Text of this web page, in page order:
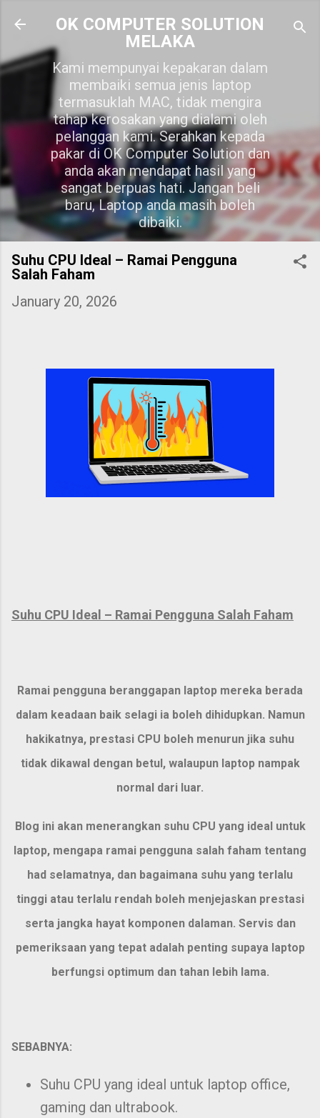
Skip to main content
OK COMPUTER SOLUTION
MELAKA
Kami mempunyai kepakaran dalam
membaiki semua jenis laptop
termasuklah MAC, tidak mengira
tahap kerosakan yang dialami oleh
pelanggan kami. Serahkan kepada
pakar di OK Computer Solution dan
anda akan mendapat hasil yang
sangat berpuas hati. Jangan beli
baru, Laptop anda masih boleh
dibaiki.
Suhu CPU Ideal – Ramai Pengguna
Salah Faham
January 20, 2026
Suhu CPU Ideal – Ramai Pengguna Salah Faham
Ramai pengguna beranggapan laptop mereka berada
dalam keadaan baik selagi ia boleh dihidupkan. Namun
hakikatnya, prestasi CPU boleh menurun jika suhu
tidak dikawal dengan betul, walaupun laptop nampak
normal dari luar.
Blog ini akan menerangkan suhu CPU yang ideal untuk
laptop, mengapa ramai pengguna salah faham tentang
had selamatnya, dan bagaimana suhu yang terlalu
tinggi atau terlalu rendah boleh menjejaskan prestasi
serta jangka hayat komponen dalaman. Servis dan
pemeriksaan yang tepat adalah penting supaya laptop
berfungsi optimum dan tahan lebih lama.
SEBABNYA:
Suhu CPU yang ideal untuk laptop office,
gaming dan ultrabook.